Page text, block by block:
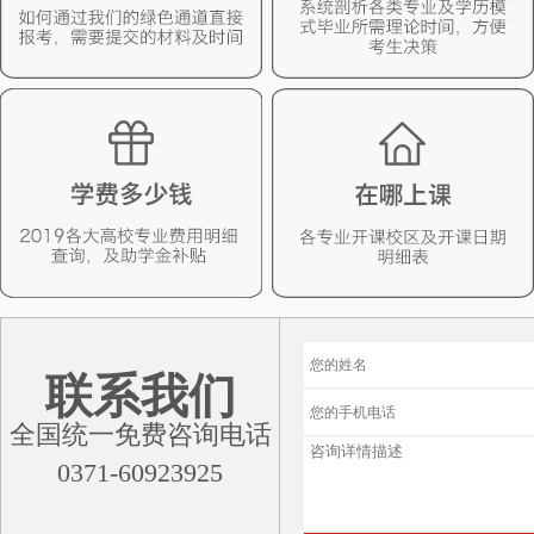
联系我们
全国统一免费咨询电话
0371-60923925